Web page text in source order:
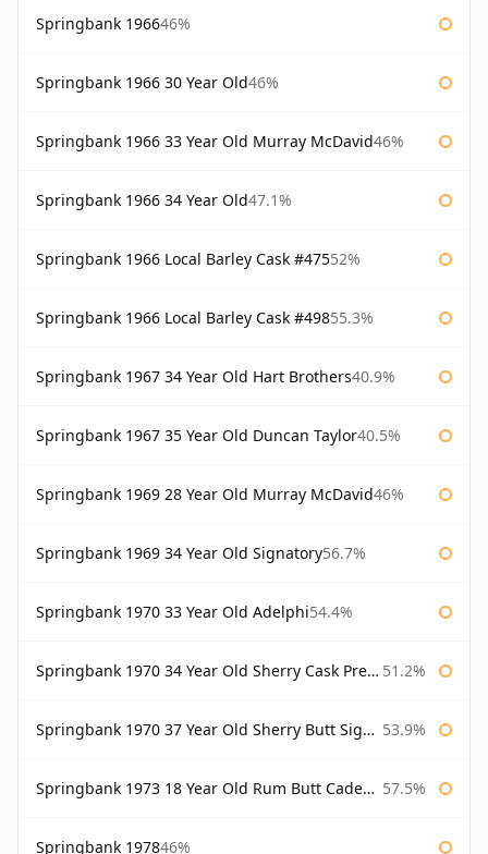
Springbank 196646%
Springbank 1966 30 Year Old46%
Springbank 1966 33 Year Old Murray McDavid46%
Springbank 1966 34 Year Old47.1%
Springbank 1966 Local Barley Cask #47552%
Springbank 1966 Local Barley Cask #49855.3%
Springbank 1967 34 Year Old Hart Brothers40.9%
Springbank 1967 35 Year Old Duncan Taylor40.5%
Springbank 1969 28 Year Old Murray McDavid46%
Springbank 1969 34 Year Old Signatory56.7%
Springbank 1970 33 Year Old Adelphi54.4%
Springbank 1970 34 Year Old Sherry Cask Prestonfield 51.2%
Springbank 1970 37 Year Old Sherry Butt Signatory Cask Strength Collection 53.9%
Springbank 1973 18 Year Old Rum Butt Cadenhead's 57.5%
Springbank 197846%